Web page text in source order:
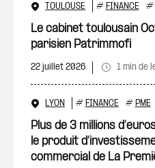
TOULOUSE # FINANCE #
Le cabinet toulousain
parisien Patrimmofi
22 juillet 2026 1 min de
LYON # FINANCE # PME
Plus de 3 millions
le produit
commercial de La